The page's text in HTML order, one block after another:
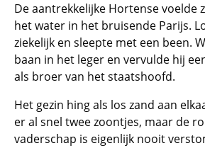
De aantrekkelijke Hortense voelde
het water in het bruisende Parijs.
ziekelijk en sleepte met een been.
baan in het leger en vervulde hij
als broer van het staatshoofd.
Het gezin hing als los zand aan
er al snel twee zoontjes, maar de
vaderschap is eigenlijk nooit